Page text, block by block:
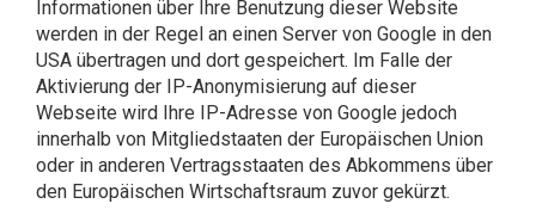
Informationen über Ihre Benutzung dieser Website
werden in der Regel an einen Server von Google in den
USA übertragen und dort gespeichert. Im Falle der
Aktivierung der IP-Anonymisierung auf dieser
Webseite wird Ihre IP-Adresse von Google jedoch
innerhalb von Mitgliedstaaten der Europäischen Union
oder in anderen Vertragsstaaten des Abkommens über
den Europäischen Wirtschaftsraum zuvor gekürzt.